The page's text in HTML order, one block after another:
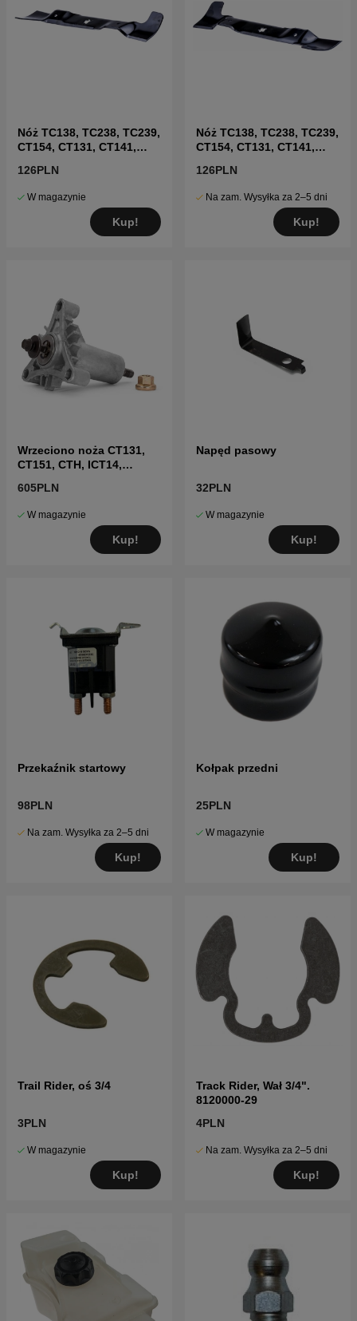
Kliknij tutaj, aby zobaczyć katalog części i listę
części dla Husqvarna CTH151 2007-05
Kliknij tutaj, aby zobaczyć katalog części i listę
części dla Husqvarna CTH151 2004-01
Kliknij tutaj, aby zobaczyć katalog części i listę
Kliknij tutaj, aby zobaczyć katalog części i listę
części dla Husqvarna CTH151 2004-06
Nóż TC138, TC238, TC239,
CT154, CT131, CT141,
126PLN
W magazynie
Kup!
Nóż TC138, TC238, TC239,
CT154, CT131, CT141,
126PLN
Na zam. Wysyłka za 2–5 dni
Kup!
Wrzeciono noża CT131,
CT151, CTH, ICT14,
605PLN
W magazynie
Kup!
Napęd pasowy
32PLN
W magazynie
Kup!
Przekaźnik startowy
98PLN
Na zam. Wysyłka za 2–5 dni
Kup!
Kołpak przedni
25PLN
W magazynie
Kup!
Trail Rider, oś 3/4
3PLN
W magazynie
Kup!
Track Rider, Wał 3/4".
8120000-29
4PLN
Na zam. Wysyłka za 2–5 dni
Kup!